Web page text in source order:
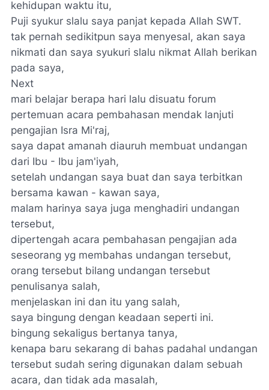
kehidupan waktu itu,
Puji syukur slalu saya panjat kepada Allah SWT.
tak pernah sedikitpun saya menyesal, akan saya
nikmati dan saya syukuri slalu nikmat Allah berikan
pada saya,
Next
mari belajar berapa hari lalu disuatu forum
pertemuan acara pembahasan mendak lanjuti
pengajian Isra Mi'raj,
saya dapat amanah diauruh membuat undangan
dari Ibu - Ibu jam'iyah,
setelah undangan saya buat dan saya terbitkan
bersama kawan - kawan saya,
malam harinya saya juga menghadiri undangan
tersebut,
dipertengah acara pembahasan pengajian ada
seseorang yg membahas undangan tersebut,
orang tersebut bilang undangan tersebut
penulisanya salah,
menjelaskan ini dan itu yang salah,
saya bingung dengan keadaan seperti ini.
bingung sekaligus bertanya tanya,
kenapa baru sekarang di bahas padahal undangan
tersebut sudah sering digunakan dalam sebuah
acara, dan tidak ada masalah,